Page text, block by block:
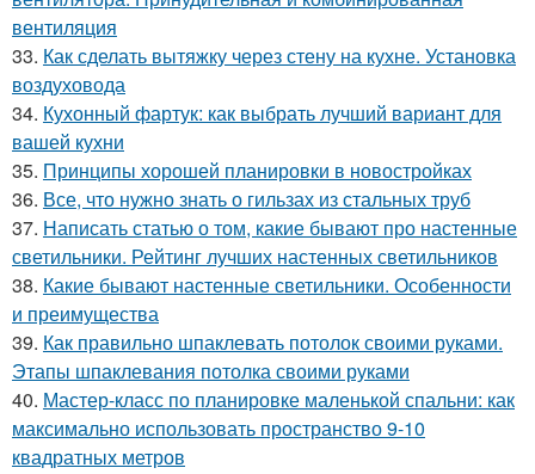
вентиляция
33. Как сделать вытяжку через стену на кухне. Установка
воздуховода
34. Кухонный фартук: как выбрать лучший вариант для
вашей кухни
35. Принципы хорошей планировки в новостройках
36. Все, что нужно знать о гильзах из стальных труб
37. Написать статью о том, какие бывают про настенные
светильники. Рейтинг лучших настенных светильников
38. Какие бывают настенные светильники. Особенности
и преимущества
39. Как правильно шпаклевать потолок своими руками.
Этапы шпаклевания потолка своими руками
40. Мастер-класс по планировке маленькой спальни: как
максимально использовать пространство 9-10
квадратных метров